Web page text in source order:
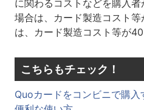
に関わるコストなどを購入
場合は、カード製造コスト
は、カード製造コスト等が40
こちらもチェック！
Quoカードをコンビニで購